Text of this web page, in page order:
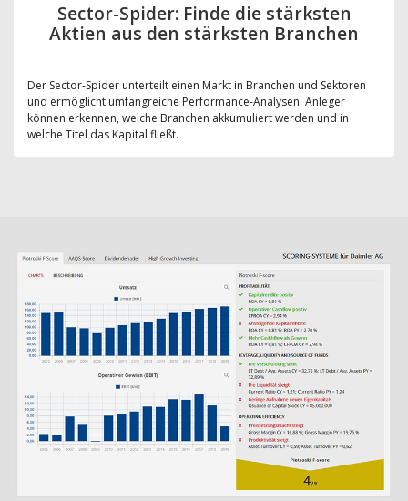
Sector-Spider: Finde die stärksten
Aktien aus den stärksten Branchen
Der Sector-Spider unterteilt einen Markt in Branchen und Sektoren
und ermöglicht umfangreiche Performance-Analysen. Anleger
können erkennen, welche Branchen akkumuliert werden und in
welche Titel das Kapital fließt.